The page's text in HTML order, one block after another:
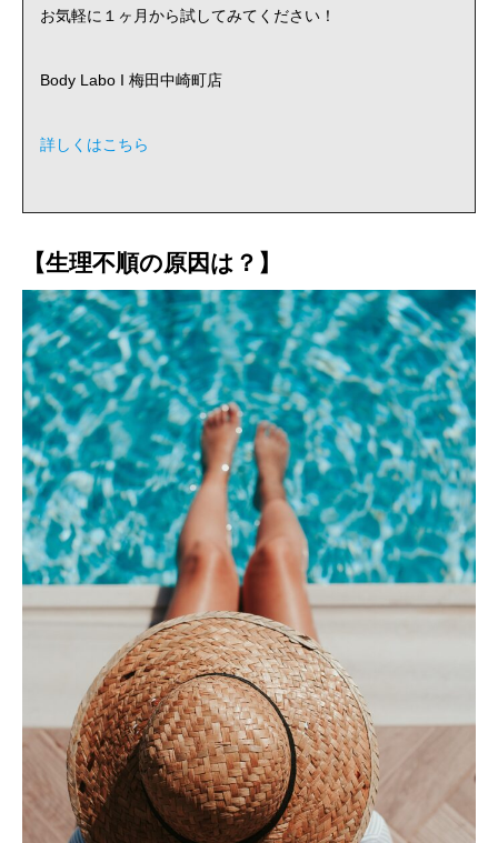
お気軽に１ヶ月から試してみてください！
Body Labo I 梅田中崎町店
詳しくはこちら
【生理不順の原因は？】